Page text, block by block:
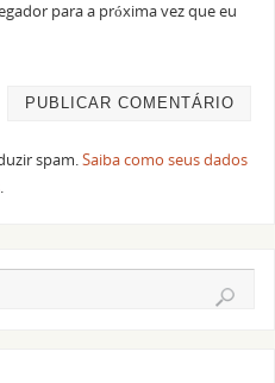
para a próxima vez que eu
spam.Saiba como seus dados
.